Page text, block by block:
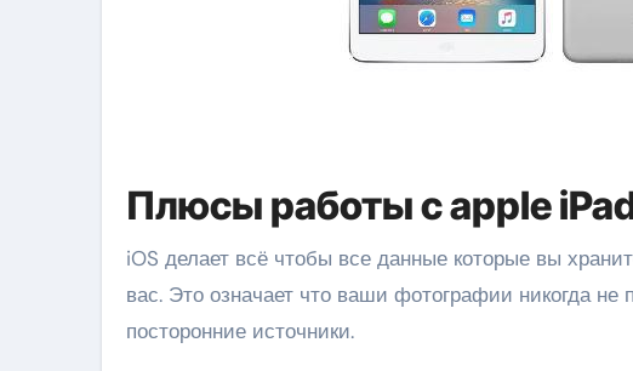
Плюсы работы с apple
iOS делает всё чтобы все данные которые вы
вас. Это означает что ваши фотографии никогда
посторонние источники.